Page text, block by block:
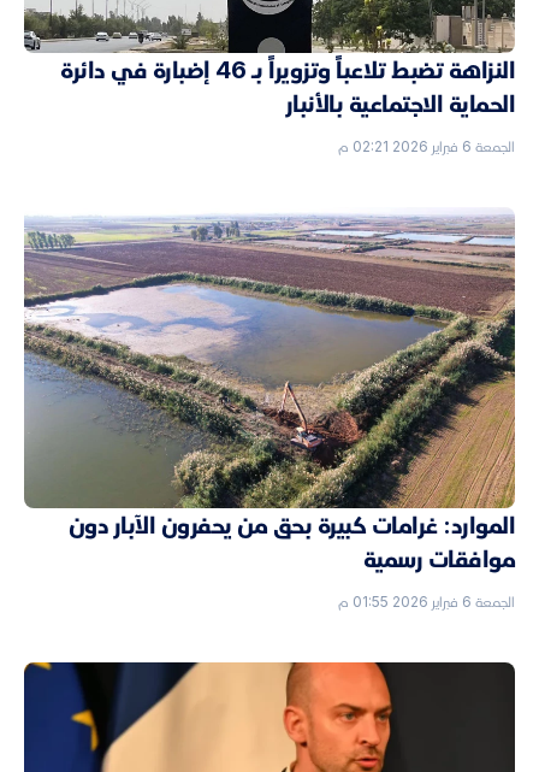
النزاهة تضبط تلاعباً وتزويراً بـ 46 إضبارة في دائرة
الحماية الاجتماعية بالأنبار
الجمعة 6 فبراير 2026 02:21 م
الموارد: غرامات كبيرة بحق من يحفرون الآبار دون
موافقات رسمية
الجمعة 6 فبراير 2026 01:55 م